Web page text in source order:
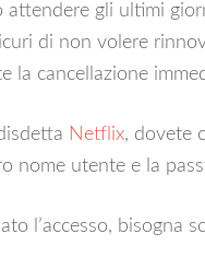
attendere gli ultimi
di non volere
la cancellazione
Netflix, dovete
nome utente e la
l’accesso, bisogna